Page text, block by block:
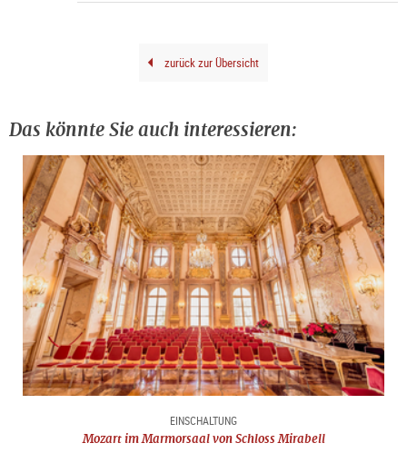
Foto
zurück zur Übersicht
Das könnte Sie auch interessieren:
EINSCHALTUNG
Mozart im Marmorsaal von Schloss Mirabell